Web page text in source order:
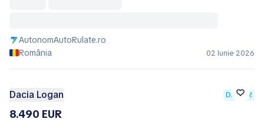
AutonomAutoRulate.ro
România
02 Iunie 2026
Dacia Logan DEALER
8.490 EUR